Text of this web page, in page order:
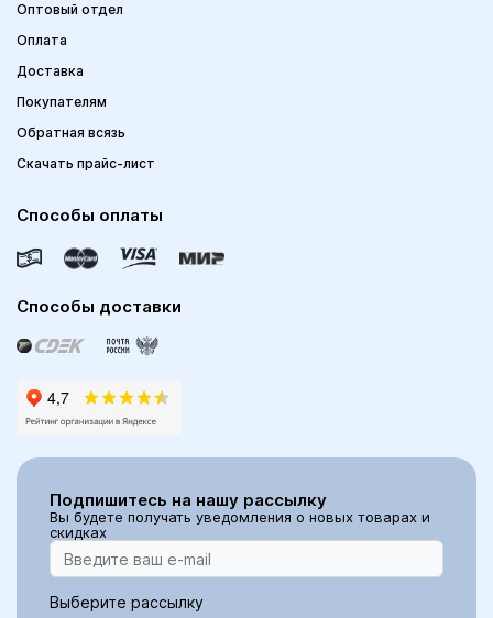
Оптовый отдел
Оплата
Доставка
Покупателям
Обратная всязь
Скачать прайс-лист
Способы оплаты
Способы доставки
Подпишитесь на нашу рассылку
Вы будете получать уведомления о новых товарах и
скидках
Выберите рассылку